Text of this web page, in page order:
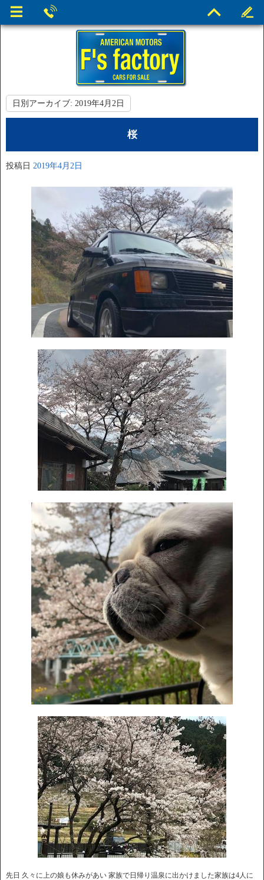
日別アーカイブ: 2019年4月2日
桜
投稿日 2019年4月2日
先日 久々に上の娘も休みがあい 家族で日帰り温泉に出かけました家族は4人に